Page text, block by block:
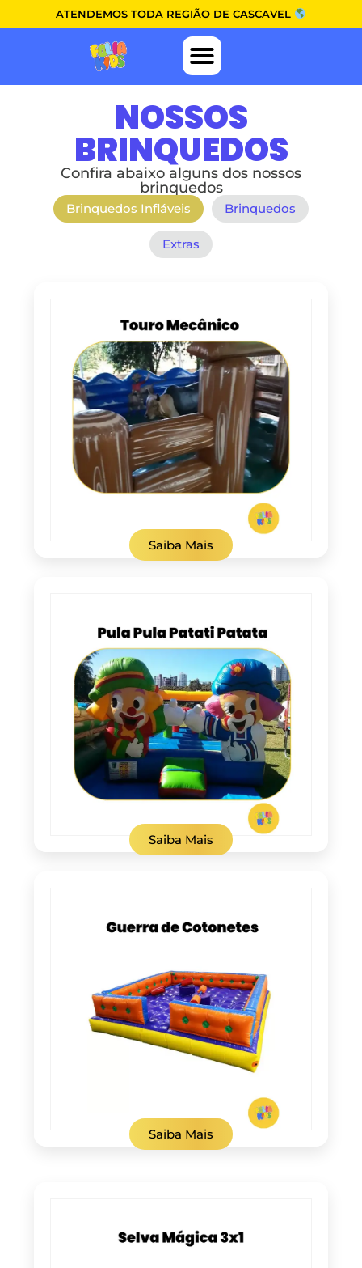
ATENDEMOS TODA REGIÃO DE CASCAVEL
NOSSOS
BRINQUEDOS
Confira abaixo alguns dos nossos
brinquedos
Brinquedos Infláveis Brinquedos
Extras
Saiba Mais
Saiba Mais
Saiba Mais